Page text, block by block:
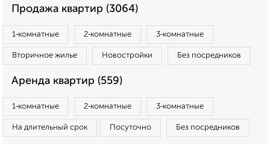
Продажа квартир (3064)
1‑комнатные 2‑комнатные 3‑комнатные
Вторичное жилье Новостройки Без посредников
Аренда квартир (559)
1‑комнатные 2‑комнатные 3‑комнатные
На длительный срок Посуточно Без посредников